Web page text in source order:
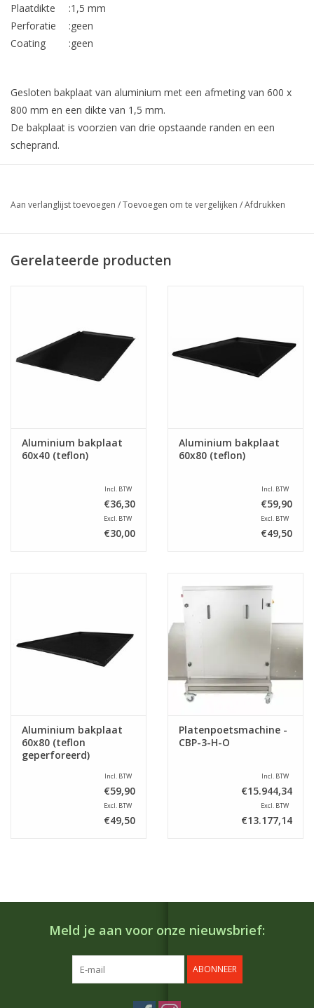
Plaatdikte
:1,5 mm
Perforatie
:geen
Coating
:geen
Gesloten bakplaat van aluminium met een afmeting van 600 x
800 mm en een dikte van 1,5 mm.
De bakplaat is voorzien van drie opstaande randen en een
scheprand.
Aan verlanglijst toevoegen /Toevoegen om te vergelijken /Afdrukken
Gerelateerde producten
Aluminium bakplaat
60x40 (teflon)
Incl. BTW
€36,30
Excl. BTW
€30,00
Aluminium bakplaat
60x80 (teflon)
Incl. BTW
€59,90
Excl. BTW
€49,50
Aluminium bakplaat
60x80 (teflon
geperforeerd)
Incl. BTW
€59,90
Excl. BTW
€49,50
Platenpoetsmachine -
CBP-3-H-O
Incl. BTW
€15.944,34
Excl. BTW
€13.177,14
Meld je aan voor onze nieuwsbrief:
ABONNEER